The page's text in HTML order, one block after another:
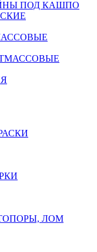
ПОД КАШПО
ЛОМ